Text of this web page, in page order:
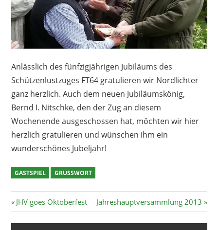
Anlässlich des fünfzigjährigen Jubiläums des
Schützenlustzuges FT64 gratulieren wir Nordlichter
ganz herzlich. Auch dem neuen Jubiläumskönig,
Bernd I. Nitschke, den der Zug an diesem
Wochenende ausgeschossen hat, möchten wir hier
herzlich gratulieren und wünschen ihm ein
wunderschönes Jubeljahr!
GASTSPIEL GRUSSWORT
Beitragsnavigation
Vorheriger
Beitrag:
JHV goes Oktoberfest
Nächster
Beitrag:
Jahreshauptversammlung 2013